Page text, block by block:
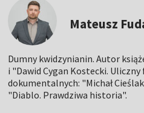
Mateusz
Dumny kwidzynianin. Autor
i "Dawid Cygan Kostecki.
dokumentalnych: "Michał
"Diablo. Prawdziwa historia".